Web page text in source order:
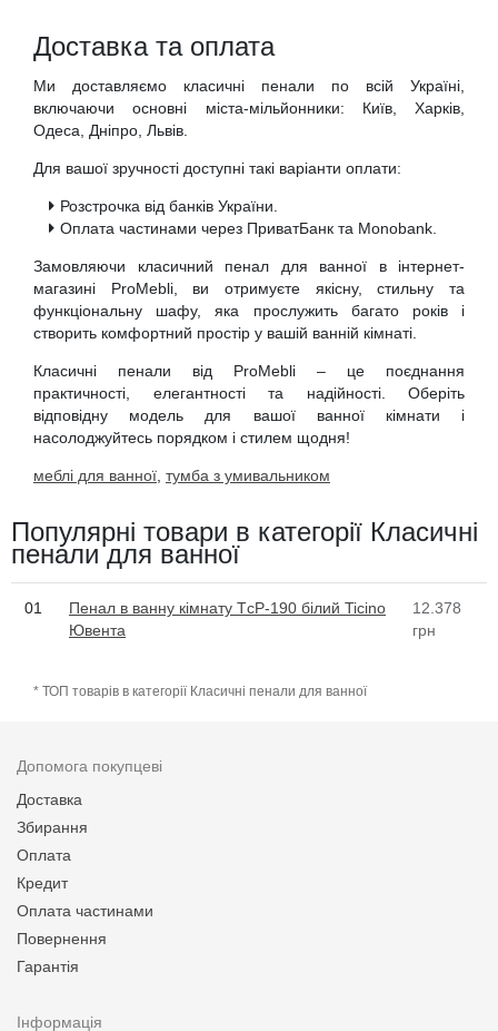
Доставка та оплата
Ми доставляємо класичні пенали по всій Україні,
включаючи основні міста-мільйонники: Київ, Харків,
Одеса, Дніпро, Львів.
Для вашої зручності доступні такі варіанти оплати:
Розстрочка від банків України.
Оплата частинами через ПриватБанк та Monobank.
Замовляючи класичний пенал для ванної в інтернет-
магазині ProMebli, ви отримуєте якісну, стильну та
функціональну шафу, яка прослужить багато років і
створить комфортний простір у вашій ванній кімнаті.
Класичні пенали від ProMebli – це поєднання
практичності, елегантності та надійності. Оберіть
відповідну модель для вашої ванної кімнати і
насолоджуйтесь порядком і стилем щодня!
меблі для ванної тумба з умивальником
Популярні товари в категорії Класичні
пенали для ванної
01
Пенал в ванну кімнату TсP-190 білий Ticino
Ювента
12.378
грн
* ТОП товарів в категорії Класичні пенали для ванної
Допомога покупцеві
Доставка
Збирання
Оплата
Кредит
Оплата частинами
Повернення
Гарантія
Інформація